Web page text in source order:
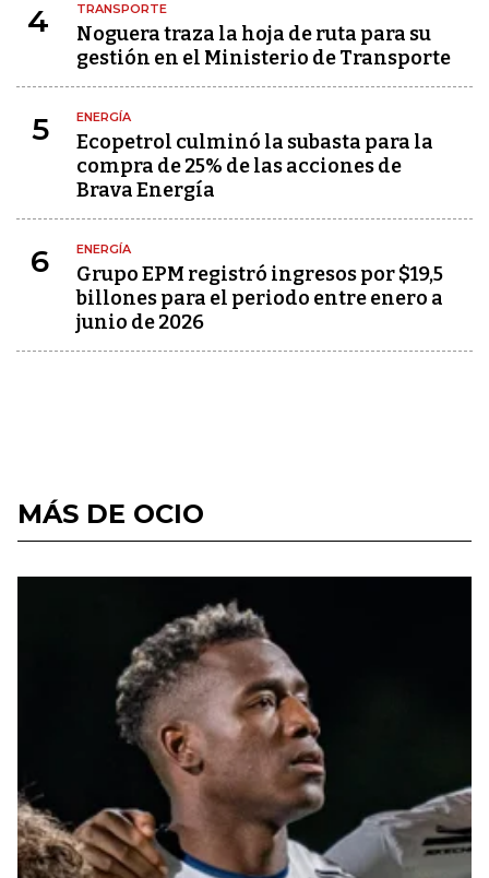
4 TRANSPORTE
Noguera traza la hoja de ruta para su
gestión en el Ministerio de Transporte
5 ENERGÍA
Ecopetrol culminó la subasta para la
compra de 25% de las acciones de
Brava Energía
6 ENERGÍA
Grupo EPM registró ingresos por $19,5
billones para el periodo entre enero a
junio de 2026
MÁS DE OCIO